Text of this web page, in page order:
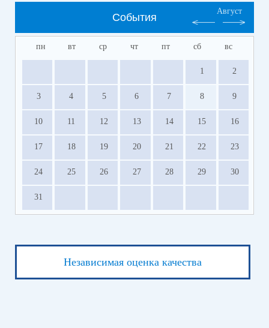
События
Август
пн вт ср чт пт сб вс
1 2
3 4 5 6 7 8 9
10 11 12 13 14 15 16
17 18 19 20 21 22 23
24 25 26 27 28 29 30
31
Независимая оценка качества